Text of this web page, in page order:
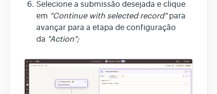
Selecione a submissão desejada e clique
em "Continue with selected record"para
avançar para a etapa de configuração
da "Action";